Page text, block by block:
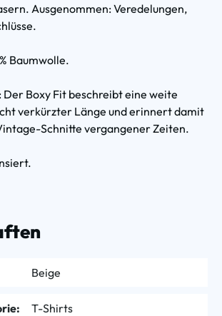
Ausgenommen: Veredelungen,
Baumwolle.
: Der Boxy Fit beschreibt eine weite
verkürzter Länge und erinnert damit
Schnitte vergangener Zeiten.
Beige
T-Shirts